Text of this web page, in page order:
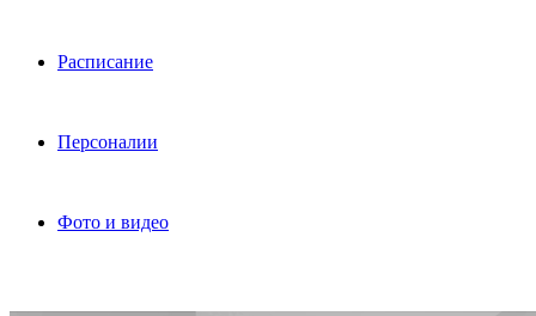
Расписание
Персоналии
Фото и видео